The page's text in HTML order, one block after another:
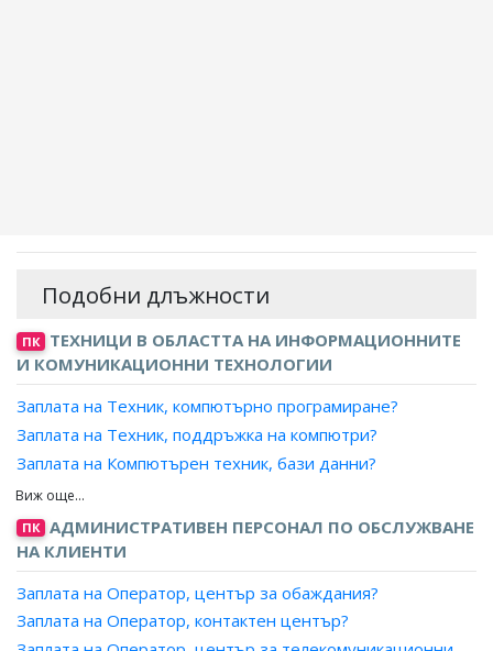
Подобни длъжности
ПК ТЕХНИЦИ В ОБЛАСТТА НА ИНФОРМАЦИОННИТЕ
И КОМУНИКАЦИОННИ ТЕХНОЛОГИИ
Заплата на Техник, компютърно програмиране?
Заплата на Техник, поддръжка на компютри?
Заплата на Компютърен техник, бази данни?
Заплата на Компютърен техник, анализи на компютърни
системи?
Заплата на Компютърен аналитик, поддръжка на
софтуер?
Заплата на Консултант, поддръжка на информационни
технологии?
ПК АДМИНИСТРАТИВЕН ПЕРСОНАЛ ПО ОБСЛУЖВАНЕ
НА КЛИЕНТИ
Заплата на Оператор, център за обаждания?
Заплата на Оператор, контактен център?